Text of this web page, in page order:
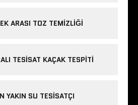
ARASI TOZ TEMIZLIĞI
TESISAT KAÇAK TESPITI
YAKIN SU TESISATÇI